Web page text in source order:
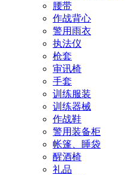
腰带
作战背心
警用雨衣
执法仪
枪套
审讯椅
手套
训练服装
训练器械
作战鞋
警用装备柜
帐篷、睡袋
醒酒椅
礼品